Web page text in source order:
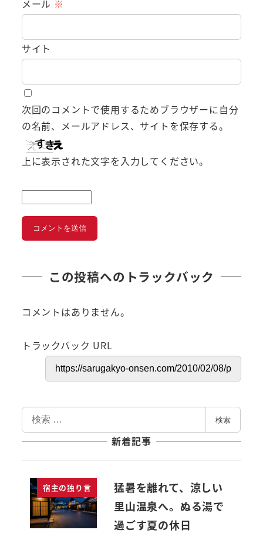
メール ※
サイト
次回のコメントで使用するためブラウザーに自分
の名前、メールアドレス、サイトを保存する。
上に表示された文字を入力してください。
この投稿へのトラックバック
コメントはありません。
トラックバック URL
索
検索
新着記事
宿主の独り言
猛暑を離れて、涼しい
里山温泉へ。ぬる湯で
過ごす夏の休日